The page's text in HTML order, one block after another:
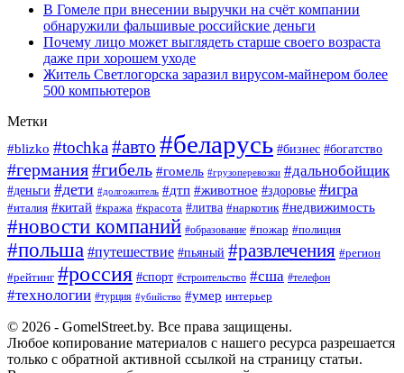
В Гомеле при внесении выручки на счёт компании
обнаружили фальшивые российские деньги
Почему лицо может выглядеть старше своего возраста
даже при хорошем уходе
Житель Светлогорска заразил вирусом-майнером более
500 компьютеров
Метки
#blizko #tochka#авто #беларусь #бизнес #богатство
#германия#гибель #гомель #грузоперевозки #дальнобойщик
#деньги #дети #долгожитель #дтп #животное #здоровье #игра
#италия #китай #кража #красота #литва #наркотик #недвижимость
#новости компаний #образование #пожар #полиция
#польша #путешествие #пьяный #развлечения #регион
#рейтинг #россия #спорт #строительство #сша #телефон
#технологии #турция #убийство #умер интерьер
© 2026 - GomelStreet.by. Все права защищены.
Любое копирование материалов с нашего ресурса разрешается
только с обратной активной ссылкой на страницу статьи.